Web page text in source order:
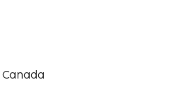
Slide - 31,9 km
er London, ON (YXU-
er til rådighed på